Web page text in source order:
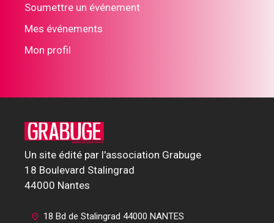
Soumettre un événement
Mes événements
Mon profil
Un site édité par l'association Grabuge
18 Boulevard Stalingrad
44000 Nantes
18 Bd de Stalingrad 44000 NANTES